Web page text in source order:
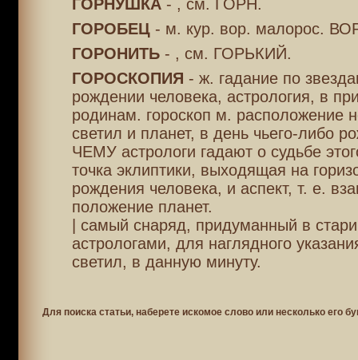
ГОРНУШКА- , см. ГОРН.
ГОРОБЕЦ- м. кур. вор. малорос.
ГОРОНИТЬ- , см. ГОРЬКИЙ.
ГОРОСКОПИЯ - ж. гадание по
рождении человека, астрология, в
родинам. гороскоп м. расположение
светил и планет, в день чьего-либо
ЧЕМУ астрологи гадают о судьбе
точка эклиптики, выходящая на
рождения человека, и аспект, т. е.
положение планет.
| самый снаряд, придуманный в
астрологами, для наглядного
светил, в данную минуту.
Для поиска статьи, наберете искомое слово или несколько его